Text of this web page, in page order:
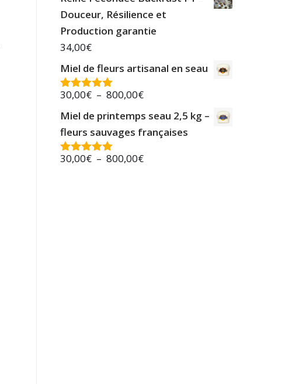
Douceur, Résilience et
Production garantie
34,00€
Miel de fleurs artisanal en seau
Note5.00
30,00€ – 800,00€
Miel de printemps seau 2,5 kg –
fleurs sauvages françaises
Note5.00
30,00€ – 800,00€